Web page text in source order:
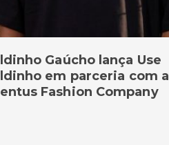
Gaúcho lança Use
em parceria com a
Fashion Company